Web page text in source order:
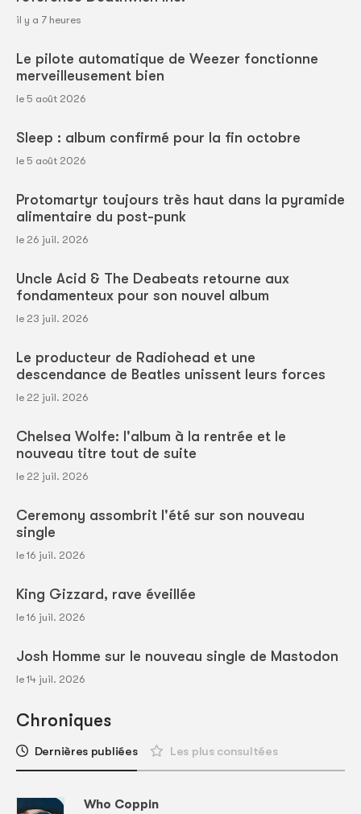
il y a 7 heures
Le pilote automatique de Weezer fonctionne
merveilleusement bien
le 5 août 2026
Sleep : album confirmé pour la fin octobre
le 5 août 2026
Protomartyr toujours très haut dans la pyramide
alimentaire du post-punk
le 26 juil. 2026
Uncle Acid & The Deabeats retourne aux
fondamenteux pour son nouvel album
le 23 juil. 2026
Le producteur de Radiohead et une
descendance de Beatles unissent leurs forces
le 22 juil. 2026
Chelsea Wolfe: l'album à la rentrée et le
nouveau titre tout de suite
le 22 juil. 2026
Ceremony assombrit l'été sur son nouveau
single
le 16 juil. 2026
King Gizzard, rave éveillée
le 16 juil. 2026
Josh Homme sur le nouveau single de Mastodon
le 14 juil. 2026
Chroniques
Dernières publiées Les plus consultées
Who Coppin